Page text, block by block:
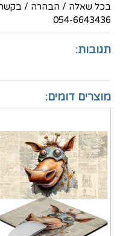
בכל שאלה / הבהרה / בקשה
054-6643436
תגובות:
מוצרים דומים: